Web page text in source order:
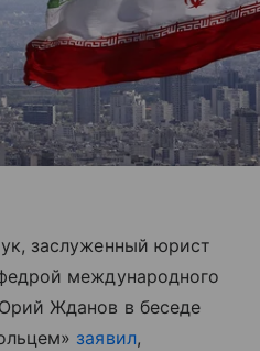
заслуженный юрист
международного
Жданов в беседе
заявил,